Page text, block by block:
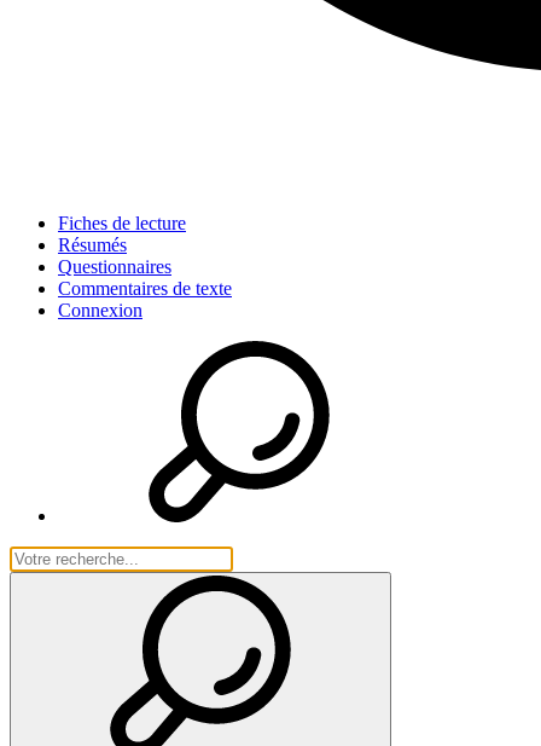
Fiches de lecture
Résumés
Questionnaires
Commentaires de texte
Connexion